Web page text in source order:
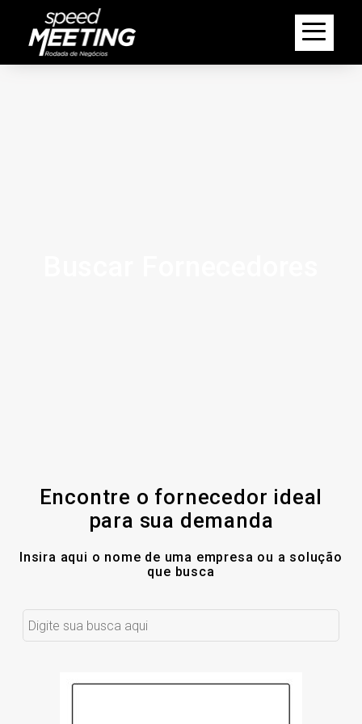
Encontre o fornecedor ideal
para sua demanda
Insira aqui o nome de uma empresa ou a solução
que busca